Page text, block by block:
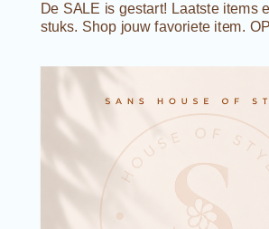
De SALE is gestart! Laatste items
stuks. Shop jouw favoriete item.